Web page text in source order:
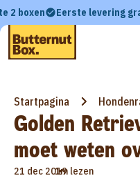
2 boxen Eerste levering
Startpagina
Golden
moet weten
21 dec 2019
•
1m lezen